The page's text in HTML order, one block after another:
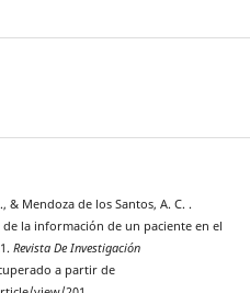
& Mendoza de los Santos, A. C. .
la información de un paciente en el
Revista De Investigación
a partir de